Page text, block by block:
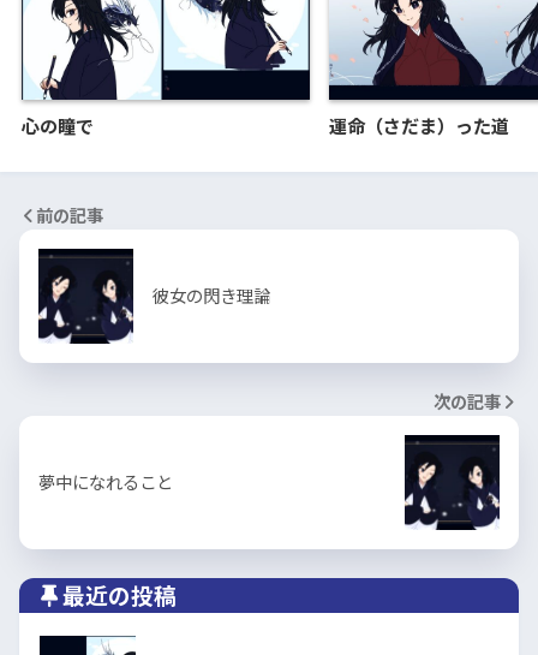
心の瞳で 運命（さだま）った道
前の記事
彼女の閃き理論
次の記事
夢中になれること
最近の投稿